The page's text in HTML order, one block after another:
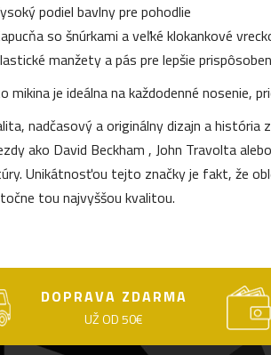
podiel bavlny pre pohodlie
so šnúrkami a veľké klokankové
manžety a pás pre lepšie
mikina je ideálna na každodenné nosenie,
nadčasový a originálny dizajn a
ako David Beckham , John Travolta
Unikátnosťou tejto značky je fakt, že
tou najvyššou kvalitou.
DOPRAVA ZDARMA
UŽ OD 50€